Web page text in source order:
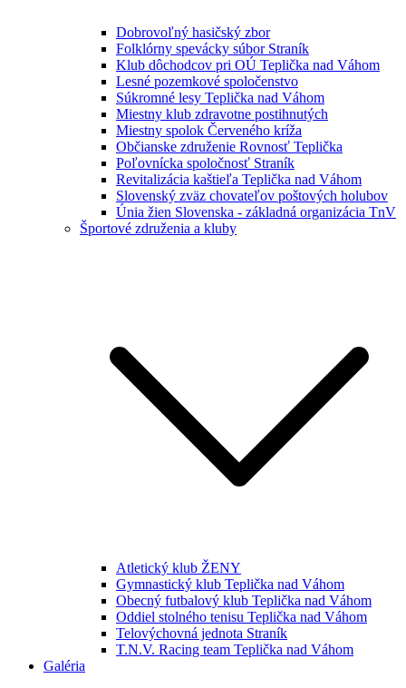
Dobrovoľný hasičský zbor
Folklórny spevácky súbor Straník
Klub dôchodcov pri OÚ Teplička nad Váhom
Lesné pozemkové spoločenstvo
Súkromné lesy Teplička nad Váhom
Miestny klub zdravotne postihnutých
Miestny spolok Červeného kríža
Občianske združenie Rovnosť Teplička
Poľovnícka spoločnosť Straník
Revitalizácia kaštieľa Teplička nad Váhom
Slovenský zväz chovateľov poštových holubov
Únia žien Slovenska - základná organizácia TnV
Športové združenia a kluby
Atletický klub ŽENY
Gymnastický klub Teplička nad Váhom
Obecný futbalový klub Teplička nad Váhom
Oddiel stolného tenisu Teplička nad Váhom
Telovýchovná jednota Straník
T.N.V. Racing team Teplička nad Váhom
Galéria